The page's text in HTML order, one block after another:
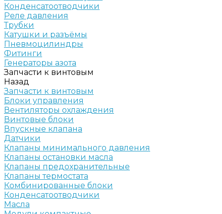
Конденсатоотводчики
Реле давления
Трубки
Катушки и разъёмы
Пневмоцилиндры
Фитинги
Генераторы азота
Запчасти к винтовым
Назад
Запчасти к винтовым
Блоки управления
Вентиляторы охлаждения
Винтовые блоки
Впускные клапана
Датчики
Клапаны минимального давления
Клапаны остановки масла
Клапаны предохранительные
Клапаны термостата
Комбинированные блоки
Конденсатоотводчики
Масла